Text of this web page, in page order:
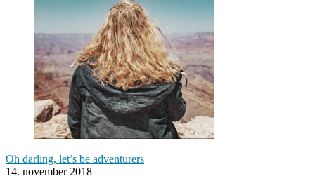
Oh darling, let’s be adventurers
14. november 2018